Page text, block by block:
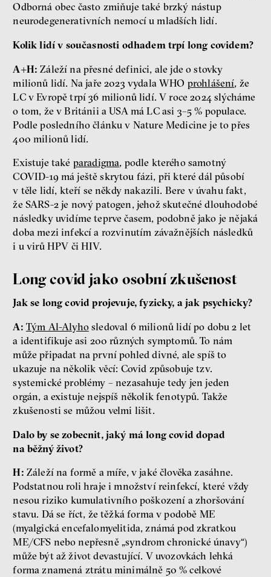
Odborná obec často zmiňuje také brzký nástup
neurodegenerativních nemocí u mladších lidí.
Kolik lidí v současnosti odhadem trpí long covidem?
A+H: Záleží na přesné definici, ale jde o stovky
milionů lidí. Na jaře 2023 vydala WHO prohlášení, že
LC v Evropě trpí 36 milionů lidí. V roce 2024 slýcháme
o tom, že v Británii a USA má LC asi 3–5 % populace.
Podle posledního článku v Nature Medicine je to přes
400 milionů lidí.
Existuje také paradigma, podle kterého samotný
COVID-19 má ještě skrytou fázi, při které dál působí
v těle lidí, kteří se někdy nakazili. Bere v úvahu fakt,
že SARS-2 je nový patogen, jehož skutečné dlouhodobé
následky uvidíme teprve časem, podobně jako je nějaká
doba mezi infekcí a rozvinutím závažnějších následků
i u virů HPV či HIV.
Long covid jako osobní zkušenost
Jak se long covid projevuje, fyzicky, a jak psychicky?
A: Tým Al-Alyhosledoval 6 milionů lidí po dobu 2 let
a identifikuje asi 200 různých symptomů. To nám
může připadat na první pohled divné, ale spíš to
ukazuje na několik věcí: Covid způsobuje tzv.
systemické problémy – nezasahuje tedy jen jeden
orgán, a existuje nejspíš několik fenotypů. Takže
zkušenosti se můžou velmi lišit.
Dalo by se zobecnit, jaký má long covid dopad
na běžný život?
H: Záleží na formě a míře, v jaké člověka zasáhne.
Podstatnou roli hraje i množství reinfekcí, které vždy
nesou riziko kumulativního poškození a zhoršování
stavu. Dá se říct, že těžká forma v podobě ME
(myalgická encefalomyelitida, známá pod zkratkou
ME/CFS nebo nepřesně „syndrom chronické únavy“)
může být až život devastující. V uvozovkách lehká
forma znamená ztrátu minimálně 50 % celkové